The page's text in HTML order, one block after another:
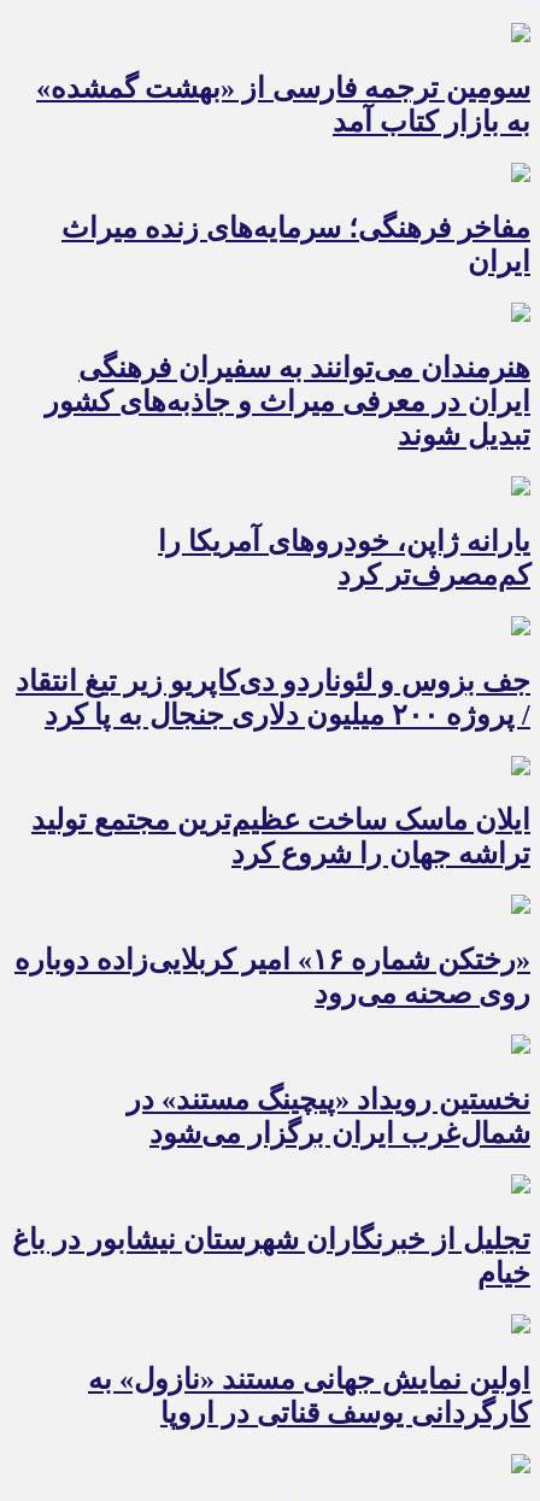
سومین ترجمه فارسی از «بهشت گمشده»
به بازار کتاب آمد
مفاخر فرهنگی؛ سرمایه‌های زنده میراث
ایران
هنرمندان می‌توانند به سفیران فرهنگی
ایران در معرفی میراث و جاذبه‌های کشور
تبدیل شوند
یارانه ژاپن، خودروهای آمریکا را
کم‌مصرف‌تر کرد
جف بزوس و لئوناردو دی‌کاپریو زیر تیغ انتقاد
/ پروژه ۲۰۰ میلیون دلاری جنجال به پا کرد
ایلان ماسک ساخت عظیم‌ترین مجتمع تولید
تراشه جهان را شروع کرد
«رختکن شماره ۱۶» امیر کربلایی‌زاده دوباره
روی صحنه می‌رود
نخستین رویداد «پیچینگ مستند» در
شمال‌غرب ایران برگزار می‌شود
تجلیل از خبرنگاران شهرستان نیشابور در باغ
خیام
اولین نمایش جهانی مستند «نازول» به
کارگردانی یوسف قناتی در اروپا